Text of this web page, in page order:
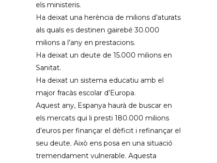
els ministeris.
Ha deixat una herència de milions d’aturats
als quals es destinen gairebé 30.000
milions a l’any en prestacions.
Ha deixat un deute de 15.000 milions en
Sanitat.
Ha deixat un sistema educatiu amb el
major fracàs escolar d’Europa.
Aquest any, Espanya haurà de buscar en
els mercats qui li presti 180.000 milions
d’euros per finançar el dèficit i refinançar el
seu deute. Això ens posa en una situació
tremendament vulnerable. Aquesta